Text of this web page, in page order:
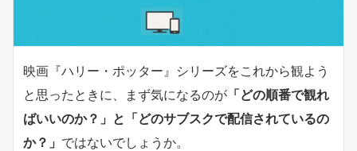
映画『ハリー・ポッター』シリーズをこれから観よう
と思ったときに、まず気になるのが 「どの順番で観れ
ばいいのか？」と「どのサブスクで配信されているの
か？」 ではないでしょうか。